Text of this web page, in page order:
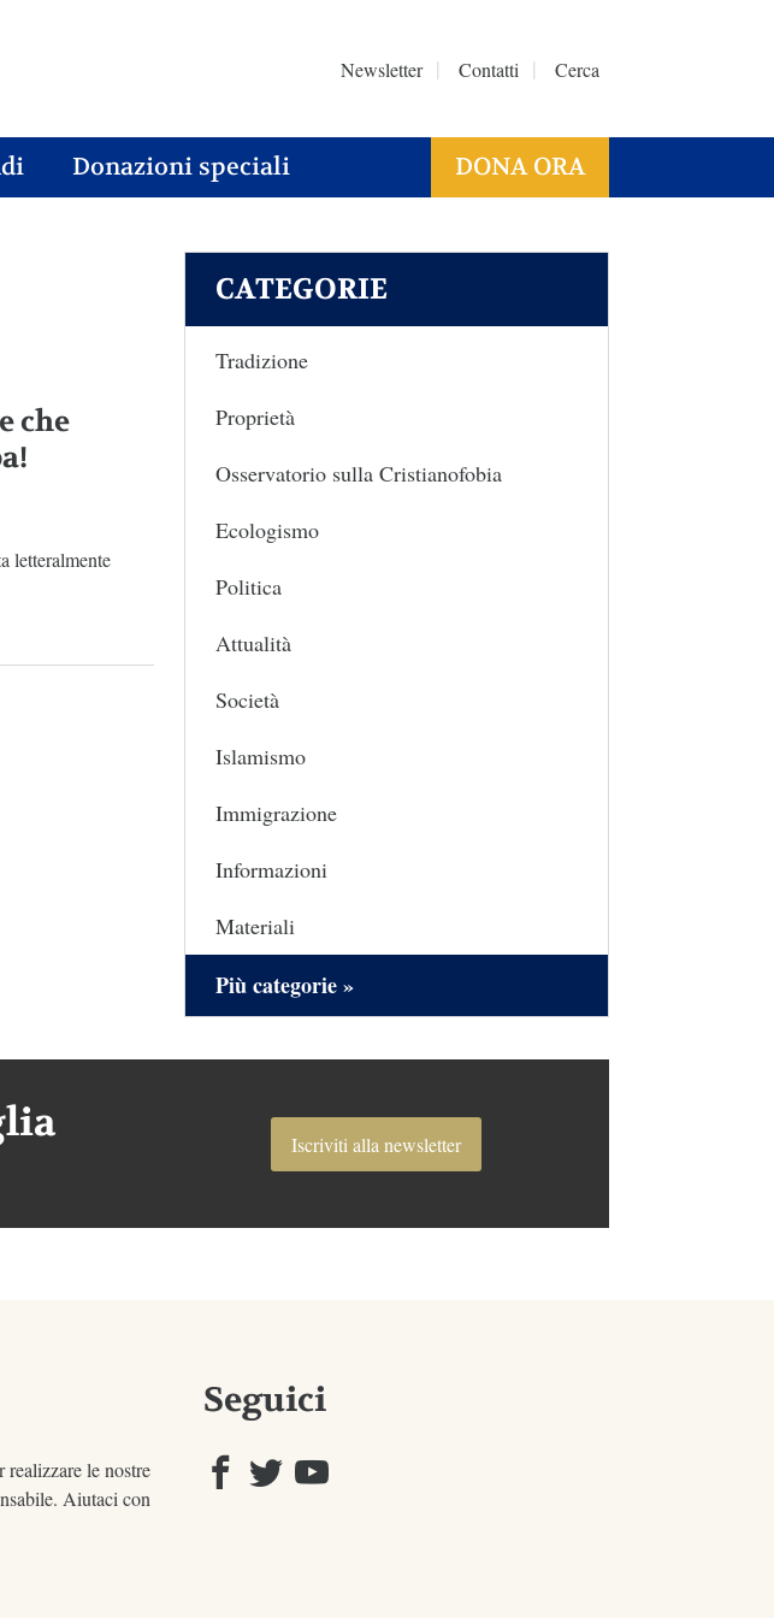
Newsletter Contatti Cerca
Donazioni speciali DONA ORA
che
letteralmente
CATEGORIE
Tradizione
Proprietà
Osservatorio sulla Cristianofobia
Ecologismo
Politica
Attualità
Società
Islamismo
Immigrazione
Informazioni
Materiali
Più categorie »
Iscriviti alla newsletter
le nostre
Aiutaci con
Seguici